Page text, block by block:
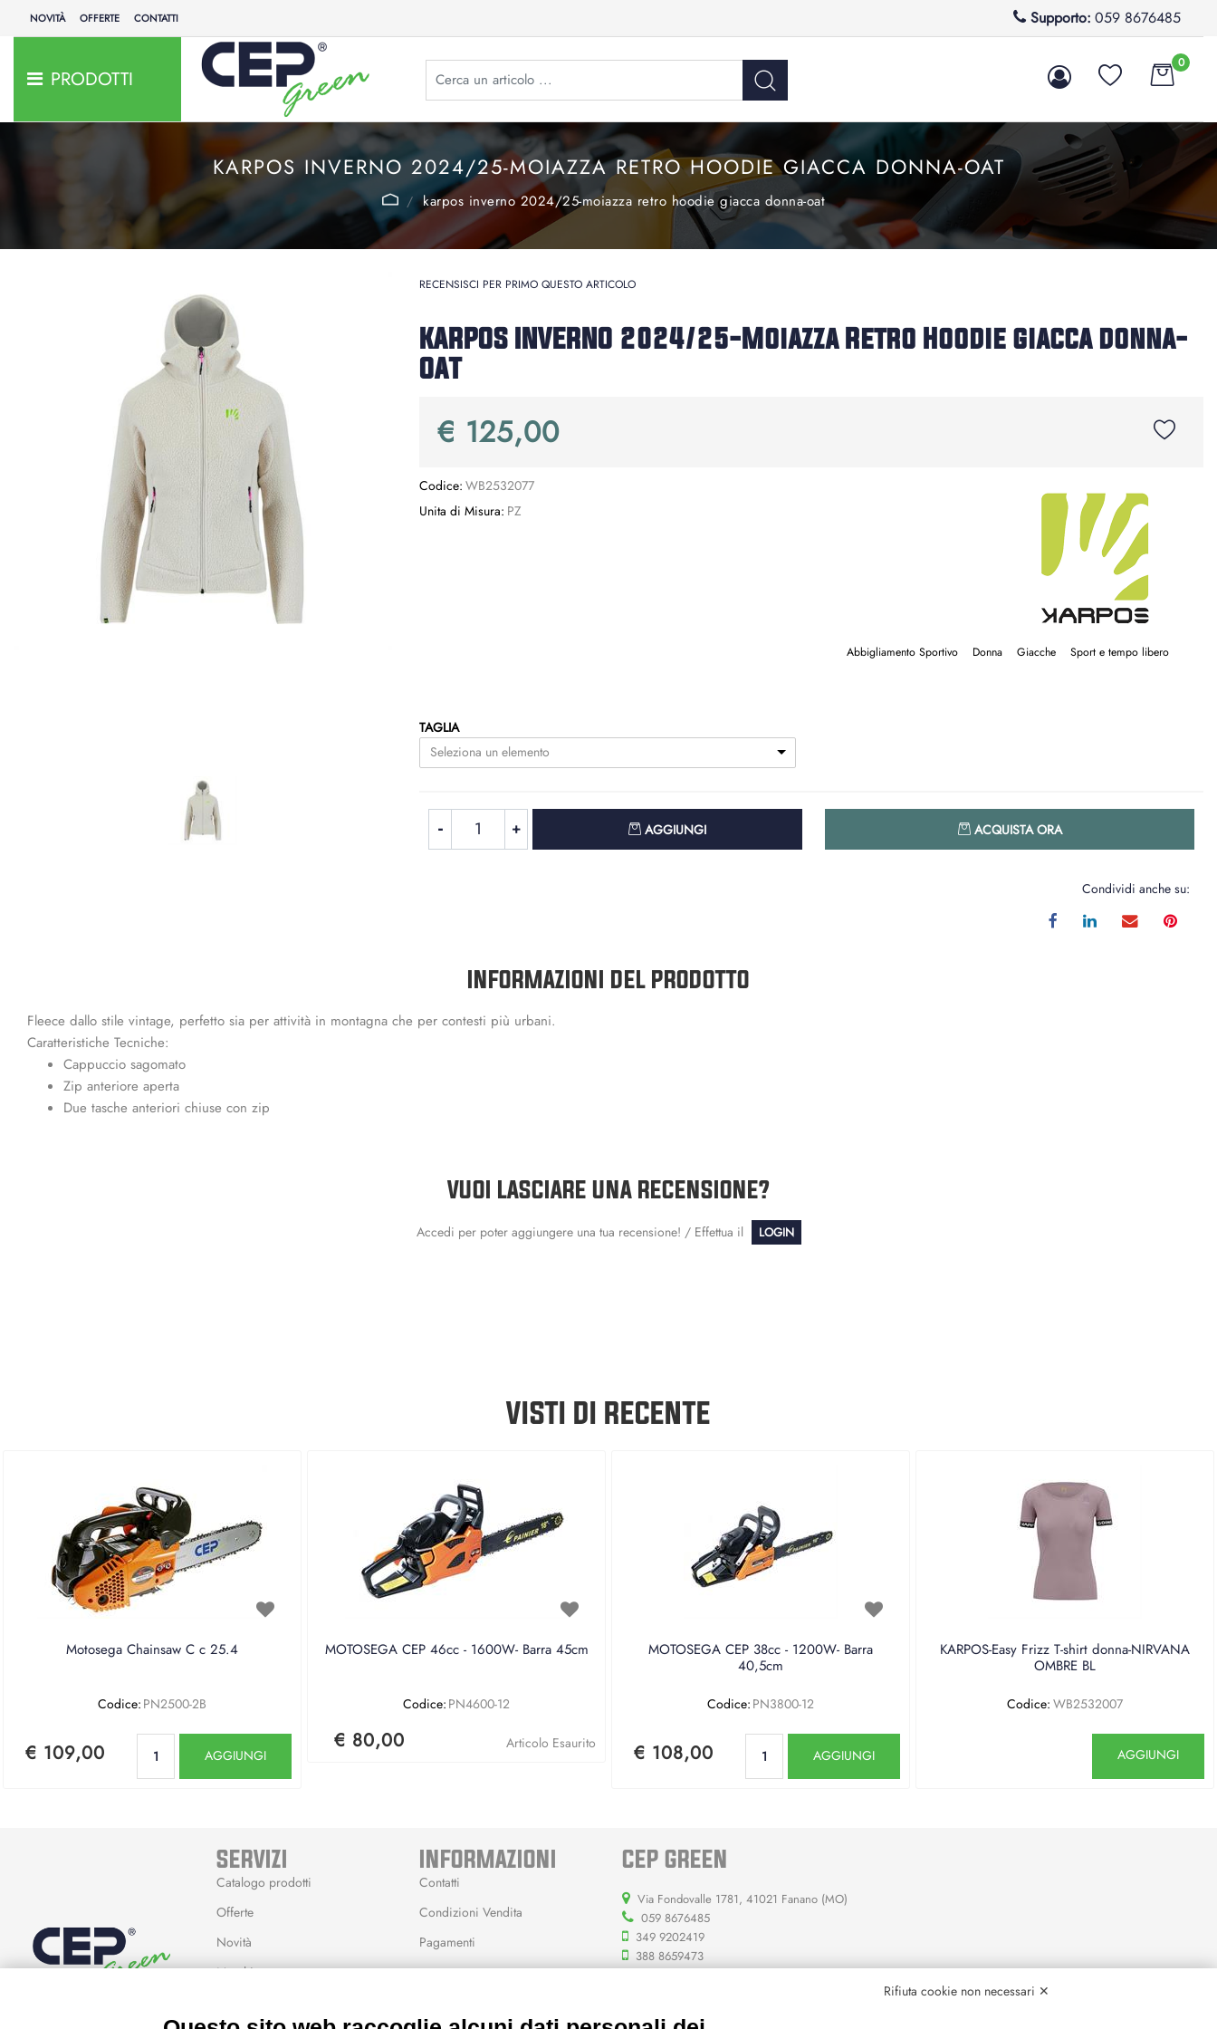
NOVITÀ OFFERTE CONTATTI Supporto: 059 8676485
PRODOTTI
0
KARPOS INVERNO 2024/25-MOIAZZA RETRO HOODIE GIACCA DONNA-OAT
karpos inverno 2024/25-moiazza retro hoodie giacca donna-oat
RECENSISCI PER PRIMO QUESTO ARTICOLO
KARPOS INVERNO 2024/25-Moiazza Retro Hoodie giacca donna-
OAT
€ 125,00
Codice: WB2532077
Unita di Misura: PZ
Abbigliamento Sportivo Donna Giacche Sport e tempo libero
TAGLIA
Seleziona un elemento
AGGIUNGI ACQUISTA ORA
Condividi anche su:
INFORMAZIONI DEL PRODOTTO
Fleece dallo stile vintage, perfetto sia per attività in montagna che per contesti più urbani.
Caratteristiche Tecniche:
Cappuccio sagomato
Zip anteriore aperta
Due tasche anteriori chiuse con zip
VUOI LASCIARE UNA RECENSIONE?
Accedi per poter aggiungere una tua recensione! / Effettua il LOGIN
VISTI DI RECENTE
Motosega Chainsaw C c 25.4
Codice: PN2500-2B
€ 109,00 AGGIUNGI
MOTOSEGA CEP 46cc - 1600W- Barra 45cm
Codice: PN4600-12
€ 80,00 Articolo Esaurito
MOTOSEGA CEP 38cc - 1200W- Barra
40,5cm
Codice: PN3800-12
€ 108,00 AGGIUNGI
KARPOS-Easy Frizz T-shirt donna-NIRVANA
OMBRE BL
Codice: WB2532007
AGGIUNGI
SERVIZI
Catalogo prodotti
Offerte
Novità
Marchi
INFORMAZIONI
Contatti
Condizioni Vendita
Pagamenti
CEP GREEN
Via Fondovalle 1781, 41021 Fanano (MO)
059 8676485
349 9202419
388 8659473
Orario
Rifiuta cookie non necessari ✕